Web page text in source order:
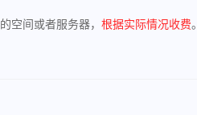
空间或者服务器， 根据实际情况收费。